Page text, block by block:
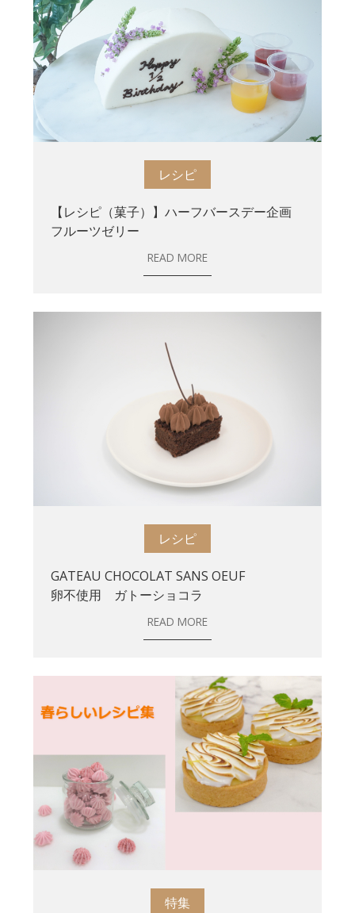
レシピ
【レシピ（菓子）】ハーフバースデー企画
フルーツゼリー
READ MORE
レシピ
GATEAU CHOCOLAT SANS OEUF
卵不使用 ガトーショコラ
READ MORE
特集